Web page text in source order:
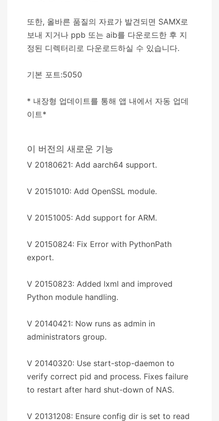
또한, 올바른 품질의 자료가 발견되면 SAMX로
보내 지거나 ppb 또는 aib를 다운로드한 후 지
정된 디렉터리로 다운로드하실 수 있습니다.
기본 포트:5050
* 내장형 업데이트를 통해 앱 내에서 자동 업데
이트*
이 버전의 새로운 기능
V 20180621: Add aarch64 support.
V 20151010: Add OpenSSL module.
V 20151005: Add support for ARM.
V 20150824: Fix Error with PythonPath
export.
V 20150823: Added lxml and improved
Python module handling.
V 20140421: Now runs as admin in
administrators group.
V 20140320: Use start-stop-daemon to
verify correct pid and process. Fixes failure
to restart after hard shut-down of NAS.
V 20131208: Ensure config dir is set to read